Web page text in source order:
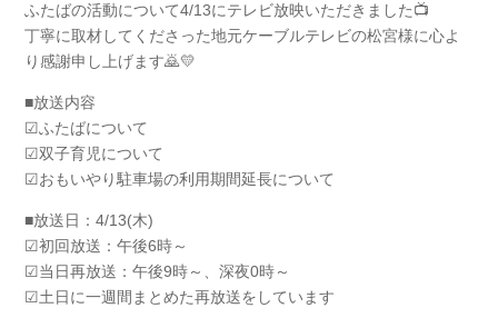
ふたばの活動について4/13にテレビ放映いただきました📺
丁寧に取材してくださった地元ケーブルテレビの松宮様に心よ
り感謝申し上げます🙇💛
■放送内容
☑ふたばについて
☑双子育児について
☑おもいやり駐車場の利用期間延長について
■放送日：4/13(木)
☑初回放送：午後6時～
☑当日再放送：午後9時～、深夜0時～
☑土日に一週間まとめた再放送をしています